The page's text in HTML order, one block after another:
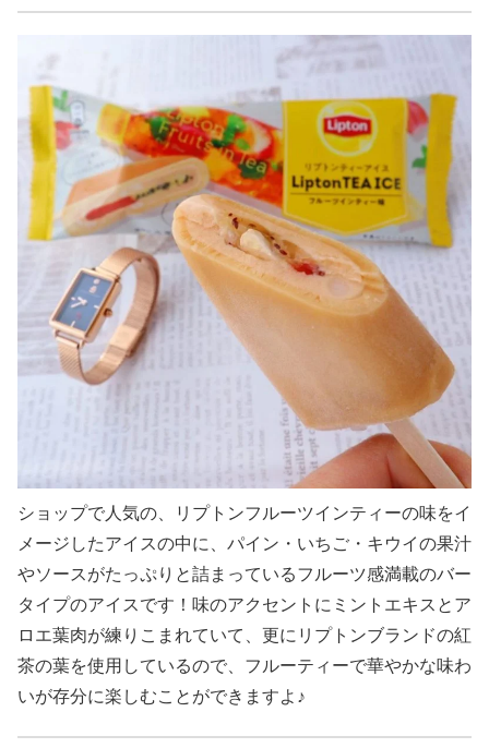
ショップで人気の、リプトンフルーツインティーの味をイ
メージしたアイスの中に、パイン・いちご・キウイの果汁
やソースがたっぷりと詰まっているフルーツ感満載のバー
タイプのアイスです！味のアクセントにミントエキスとア
ロエ葉肉が練りこまれていて、更にリプトンブランドの紅
茶の葉を使用しているので、フルーティーで華やかな味わ
いが存分に楽しむことができますよ♪